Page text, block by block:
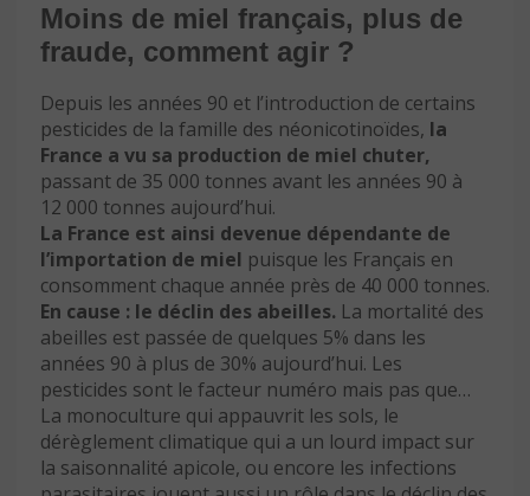
Moins de miel français, plus de
fraude, comment agir ?
Depuis les années 90 et l’introduction de certains
pesticides de la famille des néonicotinoïdes, la
France a vu sa production de miel chuter,
passant de 35 000 tonnes avant les années 90 à
12 000 tonnes aujourd’hui.
La France est ainsi devenue dépendante de
l’importation de miel puisque les Français en
consomment chaque année près de 40 000 tonnes.
En cause : le déclin des abeilles. La mortalité des
abeilles est passée de quelques 5% dans les
années 90 à plus de 30% aujourd’hui. Les
pesticides sont le facteur numéro mais pas que…
La monoculture qui appauvrit les sols, le
dérèglement climatique qui a un lourd impact sur
la saisonnalité apicole, ou encore les infections